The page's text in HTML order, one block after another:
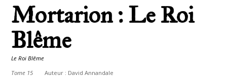
Mortarion : Le Roi
Blême
Le Roi Blême
Tome 15
Auteur : David Annandale